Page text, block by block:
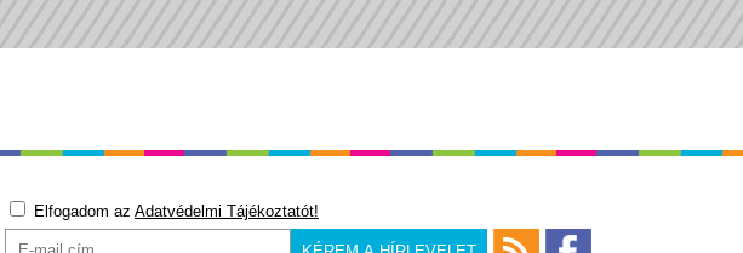
Elfogadom az Adatvédelmi Tájékoztatót!